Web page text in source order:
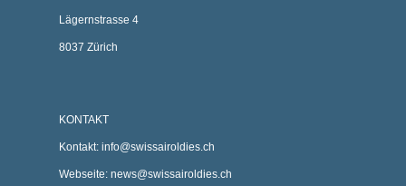
Lägernstrasse 4
8037 Zürich
KONTAKT
Kontakt: info@swissairoldies.ch
Webseite: news@swissairoldies.ch